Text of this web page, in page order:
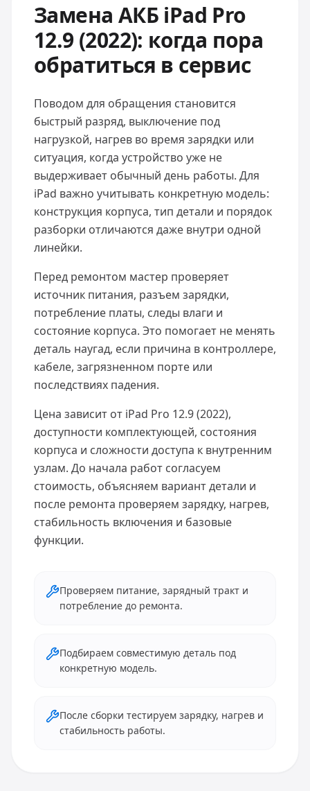
Замена АКБ iPad Pro
12.9 (2022): когда пора
обратиться в сервис
Поводом для обращения становится
быстрый разряд, выключение под
нагрузкой, нагрев во время зарядки или
ситуация, когда устройство уже не
выдерживает обычный день работы. Для
iPad важно учитывать конкретную модель:
конструкция корпуса, тип детали и порядок
разборки отличаются даже внутри одной
линейки.
Перед ремонтом мастер проверяет
источник питания, разъем зарядки,
потребление платы, следы влаги и
состояние корпуса. Это помогает не менять
деталь наугад, если причина в контроллере,
кабеле, загрязненном порте или
последствиях падения.
Цена зависит от iPad Pro 12.9 (2022),
доступности комплектующей, состояния
корпуса и сложности доступа к внутренним
узлам. До начала работ согласуем
стоимость, объясняем вариант детали и
после ремонта проверяем зарядку, нагрев,
стабильность включения и базовые
функции.
Проверяем питание, зарядный тракт и
потребление до ремонта.
Подбираем совместимую деталь под
конкретную модель.
После сборки тестируем зарядку, нагрев и
стабильность работы.